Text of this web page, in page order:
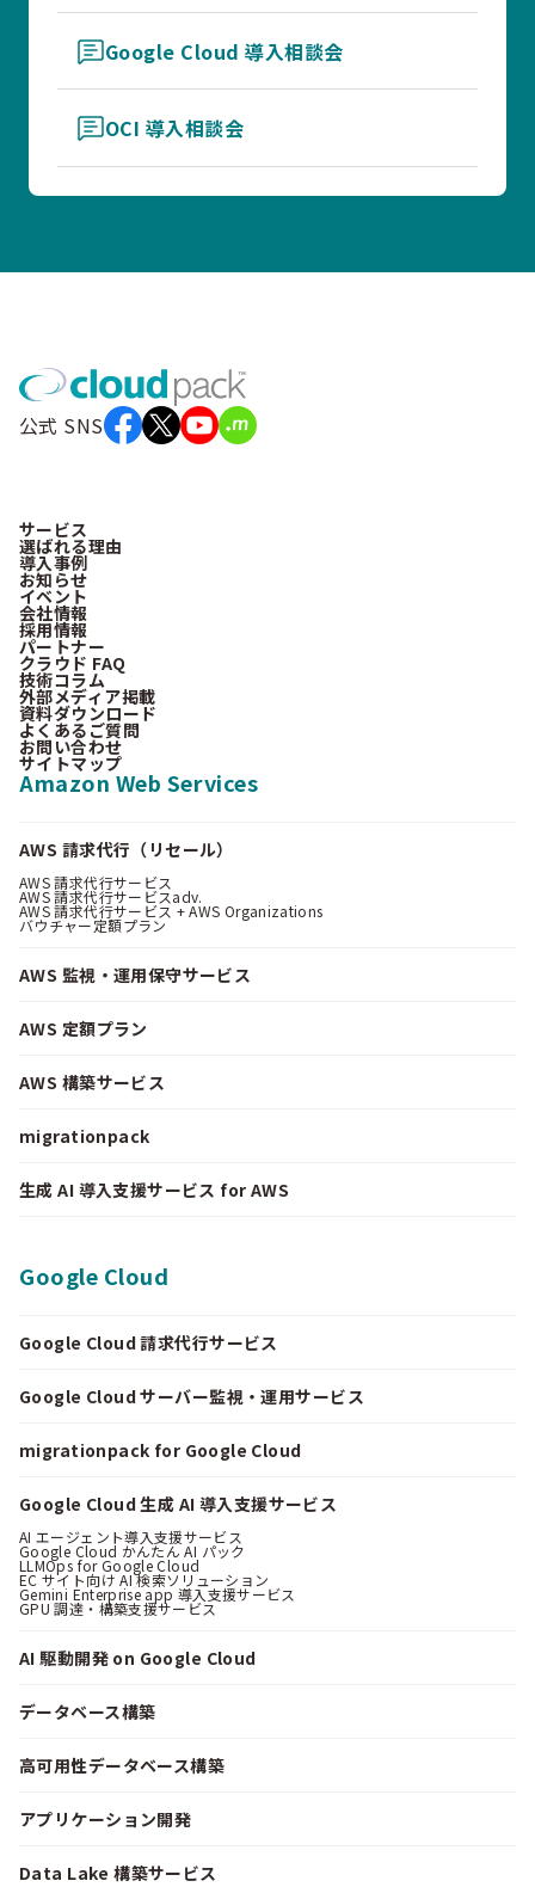
Google Cloud 導入相談会
OCI 導入相談会
公式 SNS
サービス
選ばれる理由
導入事例
お知らせ
イベント
会社情報
採用情報
パートナー
クラウド FAQ
技術コラム
外部メディア掲載
資料ダウンロード
よくあるご質問
お問い合わせ
サイトマップ
Amazon Web Services
AWS 請求代行（リセール）
AWS 請求代行サービス
AWS 請求代行サービスadv.
AWS 請求代行サービス + AWS Organizations
バウチャー定額プラン
AWS 監視・運用保守サービス
AWS 定額プラン
AWS 構築サービス
migrationpack
生成 AI 導入支援サービス for AWS
Google Cloud
Google Cloud 請求代行サービス
Google Cloud サーバー監視・運用サービス
migrationpack for Google Cloud
Google Cloud 生成 AI 導入支援サービス
AI エージェント導入支援サービス
Google Cloud かんたん AI パック
LLMOps for Google Cloud
EC サイト向け AI 検索ソリューション
Gemini Enterprise app 導入支援サービス
GPU 調達・構築支援サービス
AI 駆動開発 on Google Cloud
データベース構築
高可用性データベース構築
アプリケーション開発
Data Lake 構築サービス